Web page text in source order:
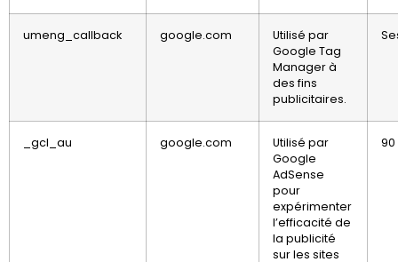
umeng_callback google.com
Utilisé par
Google Tag
Manager à
des fins
publicitaires.
_gcl_au google.com
Utilisé par
Google
AdSense
pour
expérimenter
l’efficacité de
la publicité
sur les sites